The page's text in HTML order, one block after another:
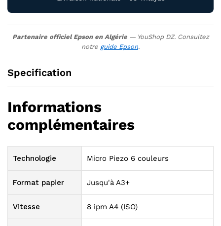
Partenaire officiel Epson en Algérie— YouShop DZ. Consultez
notre guide Epson.
Specification
Informations
complémentaires
Technologie Micro Piezo 6 couleurs
Format papier Jusqu'à A3+
Vitesse 8 ipm A4 (ISO)